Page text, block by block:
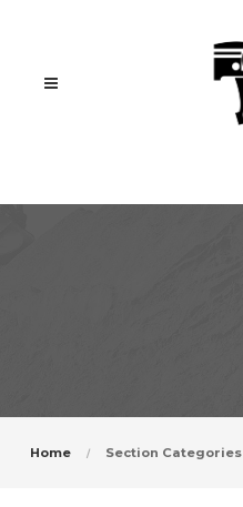
Home Section Categories